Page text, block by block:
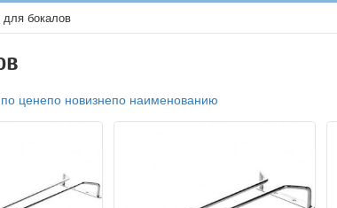
бокалов
по ценепо новизнепо наименованию